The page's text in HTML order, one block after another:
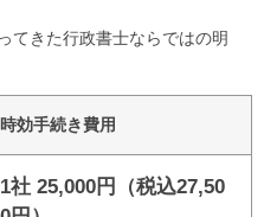
てきた行政書士ならではの明
時効手続き費用
1社 25,000円（税込27,50